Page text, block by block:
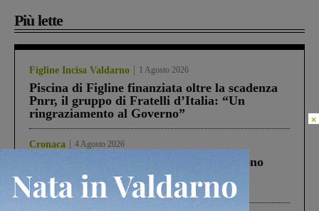
Più lette
Figline Incisa Valdarno 1 Agosto 2026
Piscina di Figline finanziata oltre la scadenza
Pnrr, il gruppo di Fratelli d’Italia: “Un
ringraziamento al Governo”
Cronaca 4 Agosto 2026
Un anno fa la strage in A1 in cui morirono
Gianni, Giulia e Franco. Lo schianto, il
processo, lo stop ai sorpassi fra tir....
×